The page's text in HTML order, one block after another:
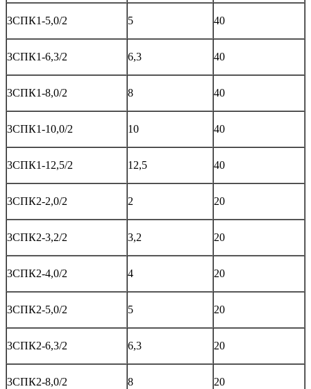
3СПК1-5,0/2 5 40
3СПК1-6,3/2 6,3 40
3СПК1-8,0/2 8 40
3СПК1-10,0/2 10 40
3СПК1-12,5/2 12,5 40
3СПК2-2,0/2 2 20
3СПК2-3,2/2 3,2 20
3СПК2-4,0/2 4 20
3СПК2-5,0/2 5 20
3СПК2-6,3/2 6,3 20
3СПК2-8,0/2 8 20